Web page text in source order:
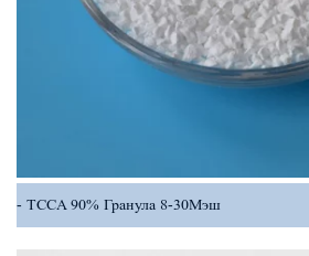
TCCA 90% Гранула 8-30Мэш